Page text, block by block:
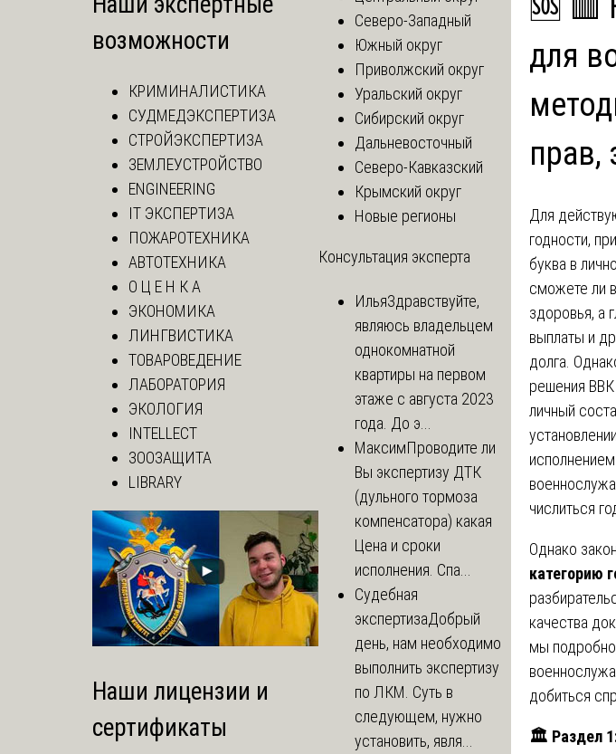
для
прав,
Для
годности,
буква в
сможете ли
здоровья, а
выплаты и
долга.
решения
личный
числиться
Однако
категорию
качества
мы
добиться
🏛 Раздел
возможности
КРИМИНАЛИСТИКА
СУДМЕДЭКСПЕРТИЗА
СТРОЙЭКСПЕРТИЗА
ЗЕМЛЕУСТРОЙСТВО
ENGINEERING
IT ЭКСПЕРТИЗА
ПОЖАРОТЕХНИКА
АВТОТЕХНИКА
О Ц Е Н К А
ЭКОНОМИКА
ЛИНГВИСТИКА
ТОВАРОВЕДЕНИЕ
ЛАБОРАТОРИЯ
ЭКОЛОГИЯ
INTELLECT
ЗООЗАЩИТА
LIBRARY
Наши лицензии и
сертификаты
Северо-Западный
Южный округ
Приволжский округ
Уральский округ
Сибирский округ
Дальневосточный
Северо-Кавказский
Крымский округ
Новые регионы
Консультация эксперта
ИльяЗдравствуйте,
являюсь владельцем
однокомнатной
квартиры на первом
этаже с августа 2023
года. До э...
МаксимПроводите ли
Вы экспертизу ДТК
(дульного тормоза
компенсатора) какая
Цена и сроки
исполнения. Спа...
Судебная
экспертизаДобрый
день, нам необходимо
выполнить экспертизу
по ЛКМ. Суть в
следующем, нужно
установить, явля...